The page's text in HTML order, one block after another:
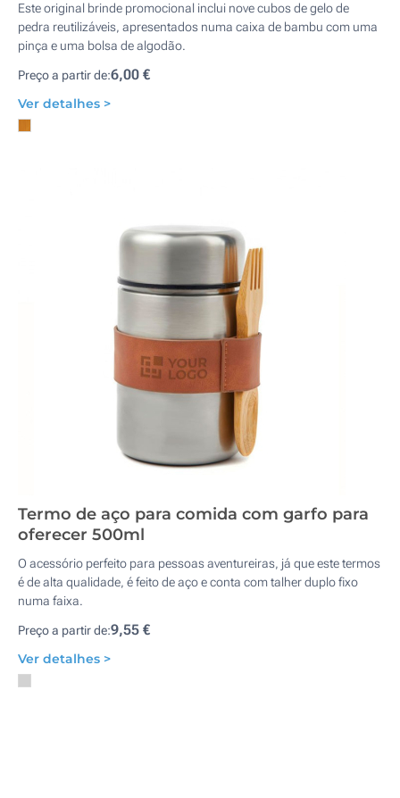
Este original brinde promocional inclui nove cubos de gelo de
pedra reutilizáveis, apresentados numa caixa de bambu com uma
pinça e uma bolsa de algodão.
Preço a partir de:6,00 €
Ver detalhes >
Termo de aço para comida com garfo para
oferecer 500ml
O acessório perfeito para pessoas aventureiras, já que este termos
é de alta qualidade, é feito de aço e conta com talher duplo fixo
numa faixa.
Preço a partir de:9,55 €
Ver detalhes >